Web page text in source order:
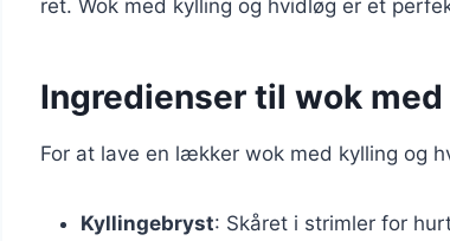
ret. Wok med kylling og hvidløg er et
Ingredienser til wok
For at lave en lækker wok med kylling og
Kyllingebryst: Skåret i strimler for